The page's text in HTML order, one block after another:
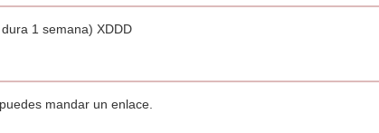
1 semana) XDDD
mandar un enlace.